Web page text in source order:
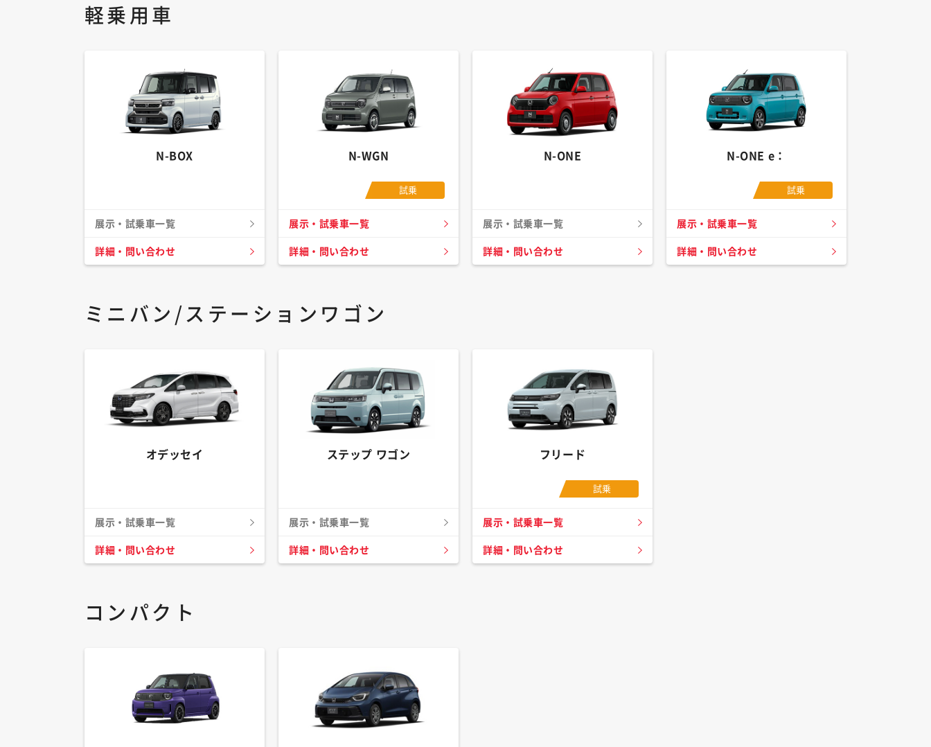
軽乗用車
N-BOX
展示・試乗車一覧
詳細・問い合わせ
N-WGN
試乗
展示・試乗車一覧
詳細・問い合わせ
N-ONE
展示・試乗車一覧
詳細・問い合わせ
N-ONE e：
試乗
展示・試乗車一覧
詳細・問い合わせ
ミニバン/ステーションワゴン
オデッセイ
展示・試乗車一覧
詳細・問い合わせ
ステップ ワゴン
展示・試乗車一覧
詳細・問い合わせ
フリード
試乗
展示・試乗車一覧
詳細・問い合わせ
コンパクト